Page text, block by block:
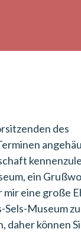
des
ein
eine große
Museum
können